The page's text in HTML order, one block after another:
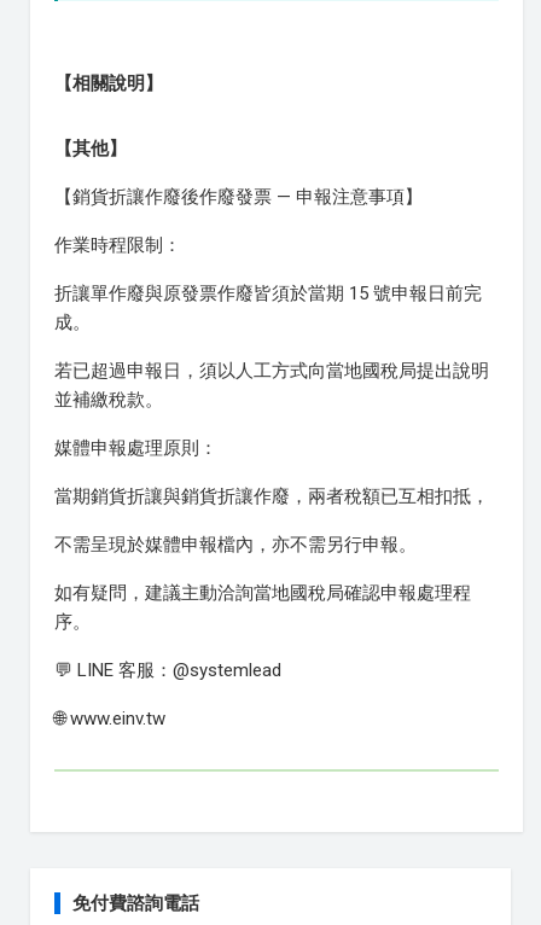
【相關說明】
【其他】
【銷貨折讓作廢後作廢發票 — 申報注意事項】
作業時程限制：
折讓單作廢與原發票作廢皆須於當期 15 號申報日前完
成。
若已超過申報日，須以人工方式向當地國稅局提出說明
並補繳稅款。
媒體申報處理原則：
當期銷貨折讓與銷貨折讓作廢，兩者稅額已互相扣抵，
不需呈現於媒體申報檔內，亦不需另行申報。
如有疑問，建議主動洽詢當地國稅局確認申報處理程
序。
💬 LINE 客服：@systemlead
🌐 www.einv.tw
免付費諮詢電話